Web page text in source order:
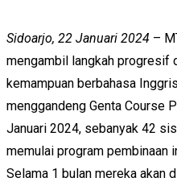
Sidoarjo, 22 Januari 2024 –
mengambil langkah progresif
kemampuan berbahasa
menggandeng Genta Course
Januari 2024, sebanyak 42
memulai program pembinaan
Selama 1 bulan mereka akan